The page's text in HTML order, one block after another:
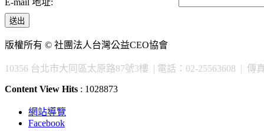
E-mail 地址:
送出
版權所有 © 社團法人台灣公益CEO協會
10356 台北市大同區太原路87號3樓 | 電話：02-25563608 | 傳
Content View Hits : 1028873
網站導覽
Facebook